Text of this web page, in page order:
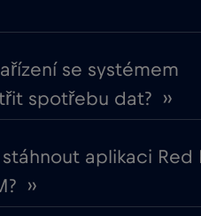
€5,-/GB Ghana
€4
se systémem
spotřebu dat? ››
aplikaci Red
››